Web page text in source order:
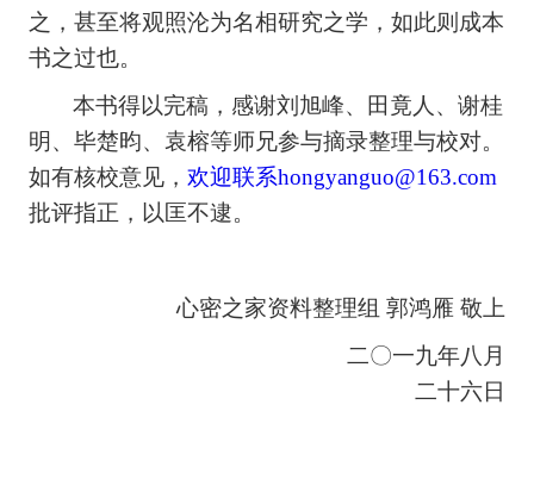
之，甚至将观照沦为名相研究之学，如此则成本
书之过也。
本书得以完稿，感谢刘旭峰、田竟人、谢桂
明、毕楚昀、袁榕等师兄参与摘录整理与校对。
如有核校意 见， 欢迎联系hongyanguo@163.com
批评指正，以匡不逮。
心密之家资料整理组 郭鸿雁 敬上
二〇一九年八月
二十六日